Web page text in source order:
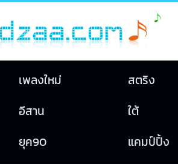
เพลงใหม่
สตริง
อีสาน
ใต้
ยุค90 แคมป์ปิ้ง